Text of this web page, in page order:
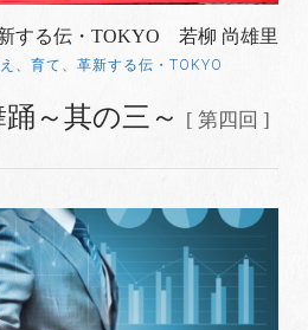
する伝・TOKYO 若柳 尚雄里
、育て、革新する伝・TOKYO
～其の三～ [ 第四回 ]